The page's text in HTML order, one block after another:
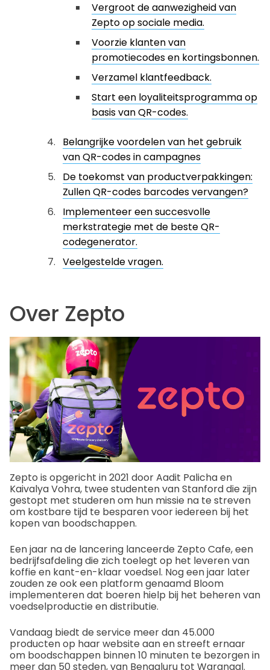
Vergroot de aanwezigheid van
Zepto op sociale media.
Voorzie klanten van
promotiecodes en kortingsbonnen.
Verzamel klantfeedback.
Start een loyaliteitsprogramma op
basis van QR-codes.
Belangrijke voordelen van het gebruik
van QR-codes in campagnes
De toekomst van productverpakkingen:
Zullen QR-codes barcodes vervangen?
Implementeer een succesvolle
merkstrategie met de beste QR-
codegenerator.
Veelgestelde vragen.
Over Zepto
Zepto is opgericht in 2021 door Aadit Palicha en
Kaivalya Vohra, twee studenten van Stanford die zijn
gestopt met studeren om hun missie na te streven
om kostbare tijd te besparen voor iedereen bij het
kopen van boodschappen.
Een jaar na de lancering lanceerde Zepto Cafe, een
bedrijfsafdeling die zich toelegt op het leveren van
koffie en kant-en-klaar voedsel. Nog een jaar later
zouden ze ook een platform genaamd Bloom
implementeren dat boeren hielp bij het beheren van
voedselproductie en distributie.
Vandaag biedt de service meer dan 45.000
producten op haar website aan en streeft ernaar
om boodschappen binnen 10 minuten te bezorgen in
meer dan 50 steden, van Bengaluru tot Warangal.